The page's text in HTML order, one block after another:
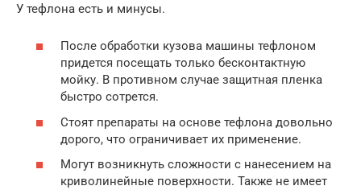
У тефлона есть и минусы.
После обработки кузова машины тефлоном
придется посещать только бесконтактную
мойку. В противном случае защитная пленка
быстро сотрется.
Стоят препараты на основе тефлона довольно
дорого, что ограничивает их применение.
Могут возникнуть сложности с нанесением на
криволинейные поверхности. Также не имеет